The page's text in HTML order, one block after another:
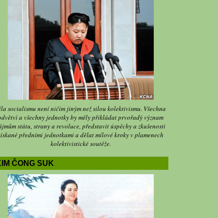
socialismu není ničím jiným než silou kolektivismu. Všechna
a všechny jednotky by měly přikládat prvořadý význam
státu, strany a revoluce, představit úspěchy a zkušenosti
předními jednotkami a dělat mílové kroky v plamenech
kolektivistické soutěže.
ČONG SUK